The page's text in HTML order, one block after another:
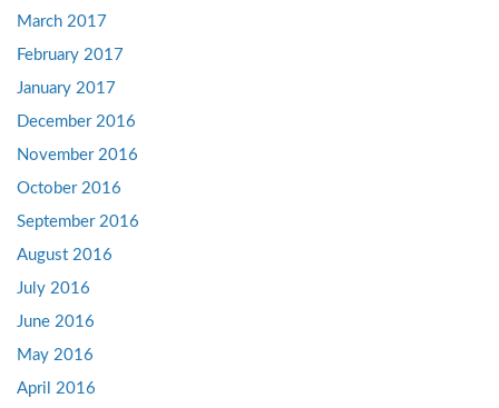
March 2017
February 2017
January 2017
December 2016
November 2016
October 2016
September 2016
August 2016
July 2016
June 2016
May 2016
April 2016